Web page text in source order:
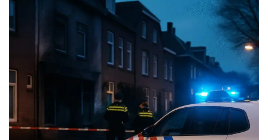
Den Bosch geschokt: twee 19-jarigen
aangehouden voor reeks
brandstichtingen
nov 24, 2025